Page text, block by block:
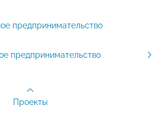
предпринимательство
предпринимательство
Проекты